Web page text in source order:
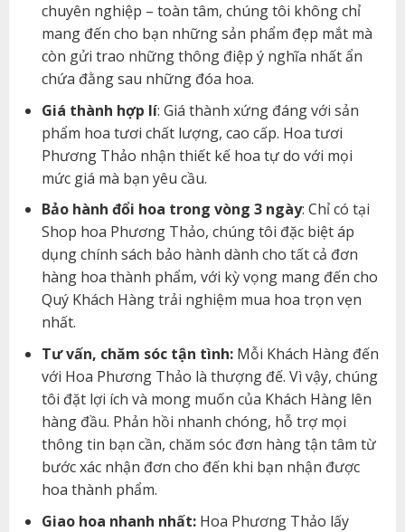
chuyên nghiệp – toàn tâm, chúng tôi không chỉ
mang đến cho bạn những sản phẩm đẹp mắt mà
còn gửi trao những thông điệp ý nghĩa nhất ẩn
chứa đằng sau những đóa hoa.
Giá thành hợp lí: Giá thành xứng đáng với sản
phẩm hoa tươi chất lượng, cao cấp. Hoa tươi
Phương Thảo nhận thiết kế hoa tự do với mọi
mức giá mà bạn yêu cầu.
Bảo hành đổi hoa trong vòng 3 ngày: Chỉ có tại
Shop hoa Phương Thảo, chúng tôi đặc biệt áp
dụng chính sách bảo hành dành cho tất cả đơn
hàng hoa thành phẩm, với kỳ vọng mang đến cho
Quý Khách Hàng trải nghiệm mua hoa trọn vẹn
nhất.
Tư vấn, chăm sóc tận tình:Mỗi Khách Hàng đến
với Hoa Phương Thảo là thượng đế. Vì vậy, chúng
tôi đặt lợi ích và mong muốn của Khách Hàng lên
hàng đầu. Phản hồi nhanh chóng, hỗ trợ mọi
thông tin bạn cần, chăm sóc đơn hàng tận tâm từ
bước xác nhận đơn cho đến khi bạn nhận được
hoa thành phẩm.
Giao hoa nhanh nhất:Hoa Phương Thảo lấy